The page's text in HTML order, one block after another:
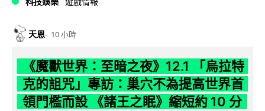
天恩 10 小時
《魔獸世界：至暗之夜》12.1 「烏拉特
克的詛咒」專訪：巢穴不為提高世界首
領門檻而設 《諸王之眠》縮短約 10 分